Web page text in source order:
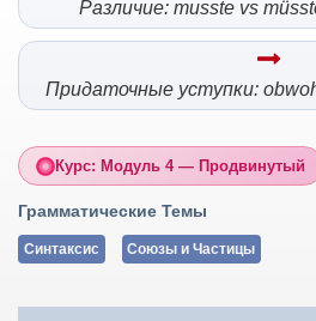
Различие: musste vs
Придаточные уступки:
Курс: Модуль 4 — Продвинутый
Грамматические Темы
Синтаксис Союзы и Частицы